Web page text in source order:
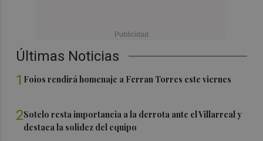
Últimas Noticias
1 Foios rendirá homenaje a Ferran Torres este viernes
2Sotelo resta importancia a la derrota ante el Villarreal y
destaca la solidez del equipo